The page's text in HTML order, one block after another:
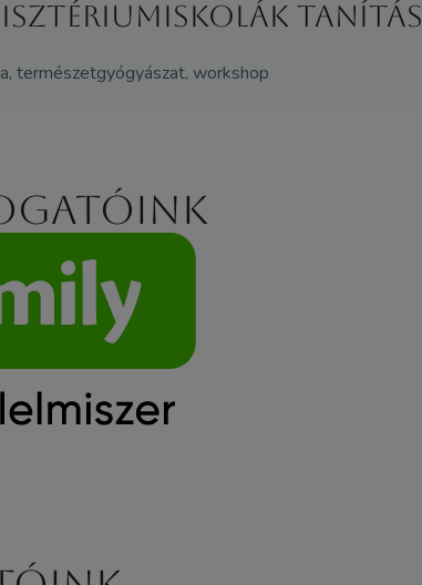
természetgyógyászat, workshop